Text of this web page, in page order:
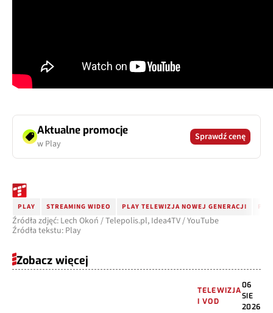
Aktualne promocje
w Play
Sprawdź cenę
PLAY STREAMING WIDEO PLAY TELEWIZJA NOWEJ GENERACJI
Źródła zdjęć: Lech Okoń / Telepolis.pl, Idea4TV / YouTube
Źródła tekstu: Play
Zobacz więcej
TELEWIZJA
I VOD
06
SIE
2026